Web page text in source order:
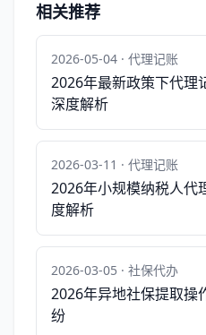
相关推荐
2026-05-04 · 代理记账
2026年最新政策下代理
深度解析
2026-03-11 · 代理记账
2026年小规模纳税人代
度解析
2026-03-05 · 社保代办
2026年异地社保提取操
纷